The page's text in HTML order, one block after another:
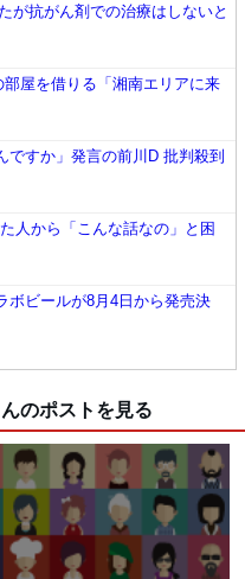
が抗がん剤での治療はしないと
屋を借りる「湘南エリアに来
ですか」発言の前川D 批判殺到
人から「こんな話なの」と困
ボビールが8月4日から発売決
のポストを見る